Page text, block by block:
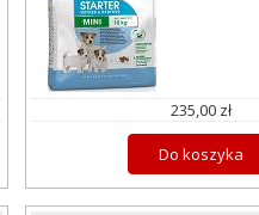
235,00 zł
Do koszyka